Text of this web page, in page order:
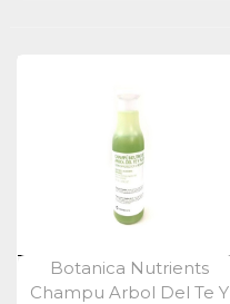
Vista Rápida
Botanica Nutrients
Champu Arbol Del Te Y